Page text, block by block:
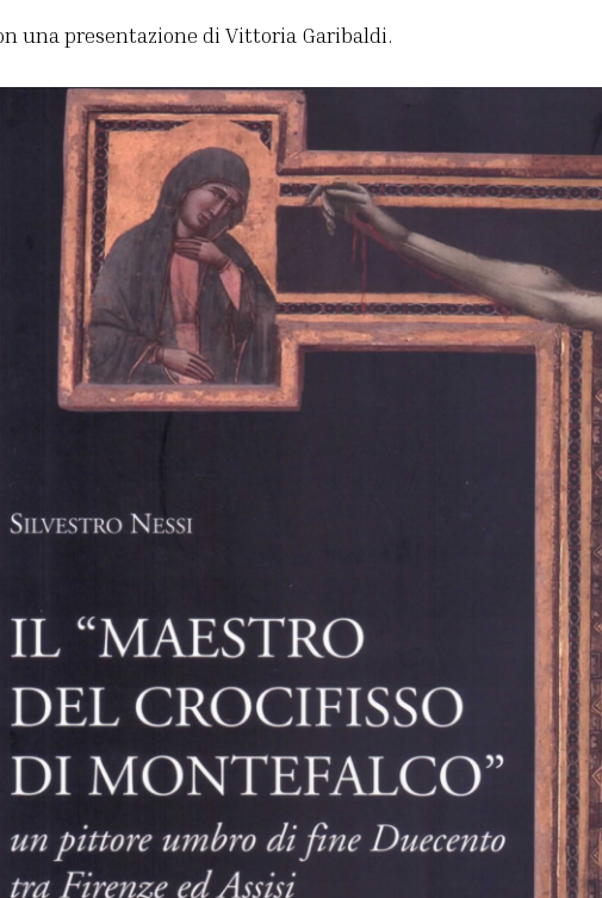
una presentazione di Vittoria Garibaldi.